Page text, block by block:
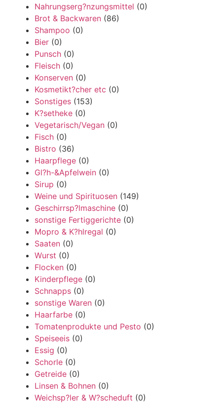
Nahrungserg?nzungsmittel (0)
Brot & Backwaren (86)
Shampoo (0)
Bier (0)
Punsch (0)
Fleisch (0)
Konserven (0)
Kosmetikt?cher etc (0)
Sonstiges (153)
K?setheke (0)
Vegetarisch/Vegan (0)
Fisch (0)
Bistro (36)
Haarpflege (0)
Gl?h-&Apfelwein (0)
Sirup (0)
Weine und Spirituosen (149)
Geschirrsp?lmaschine (0)
sonstige Fertiggerichte (0)
Mopro & K?hlregal (0)
Saaten (0)
Wurst (0)
Flocken (0)
Kinderpflege (0)
Schnapps (0)
sonstige Waren (0)
Haarfarbe (0)
Tomatenprodukte und Pesto (0)
Speiseeis (0)
Essig (0)
Schorle (0)
Getreide (0)
Linsen & Bohnen (0)
Weichsp?ler & W?scheduft (0)